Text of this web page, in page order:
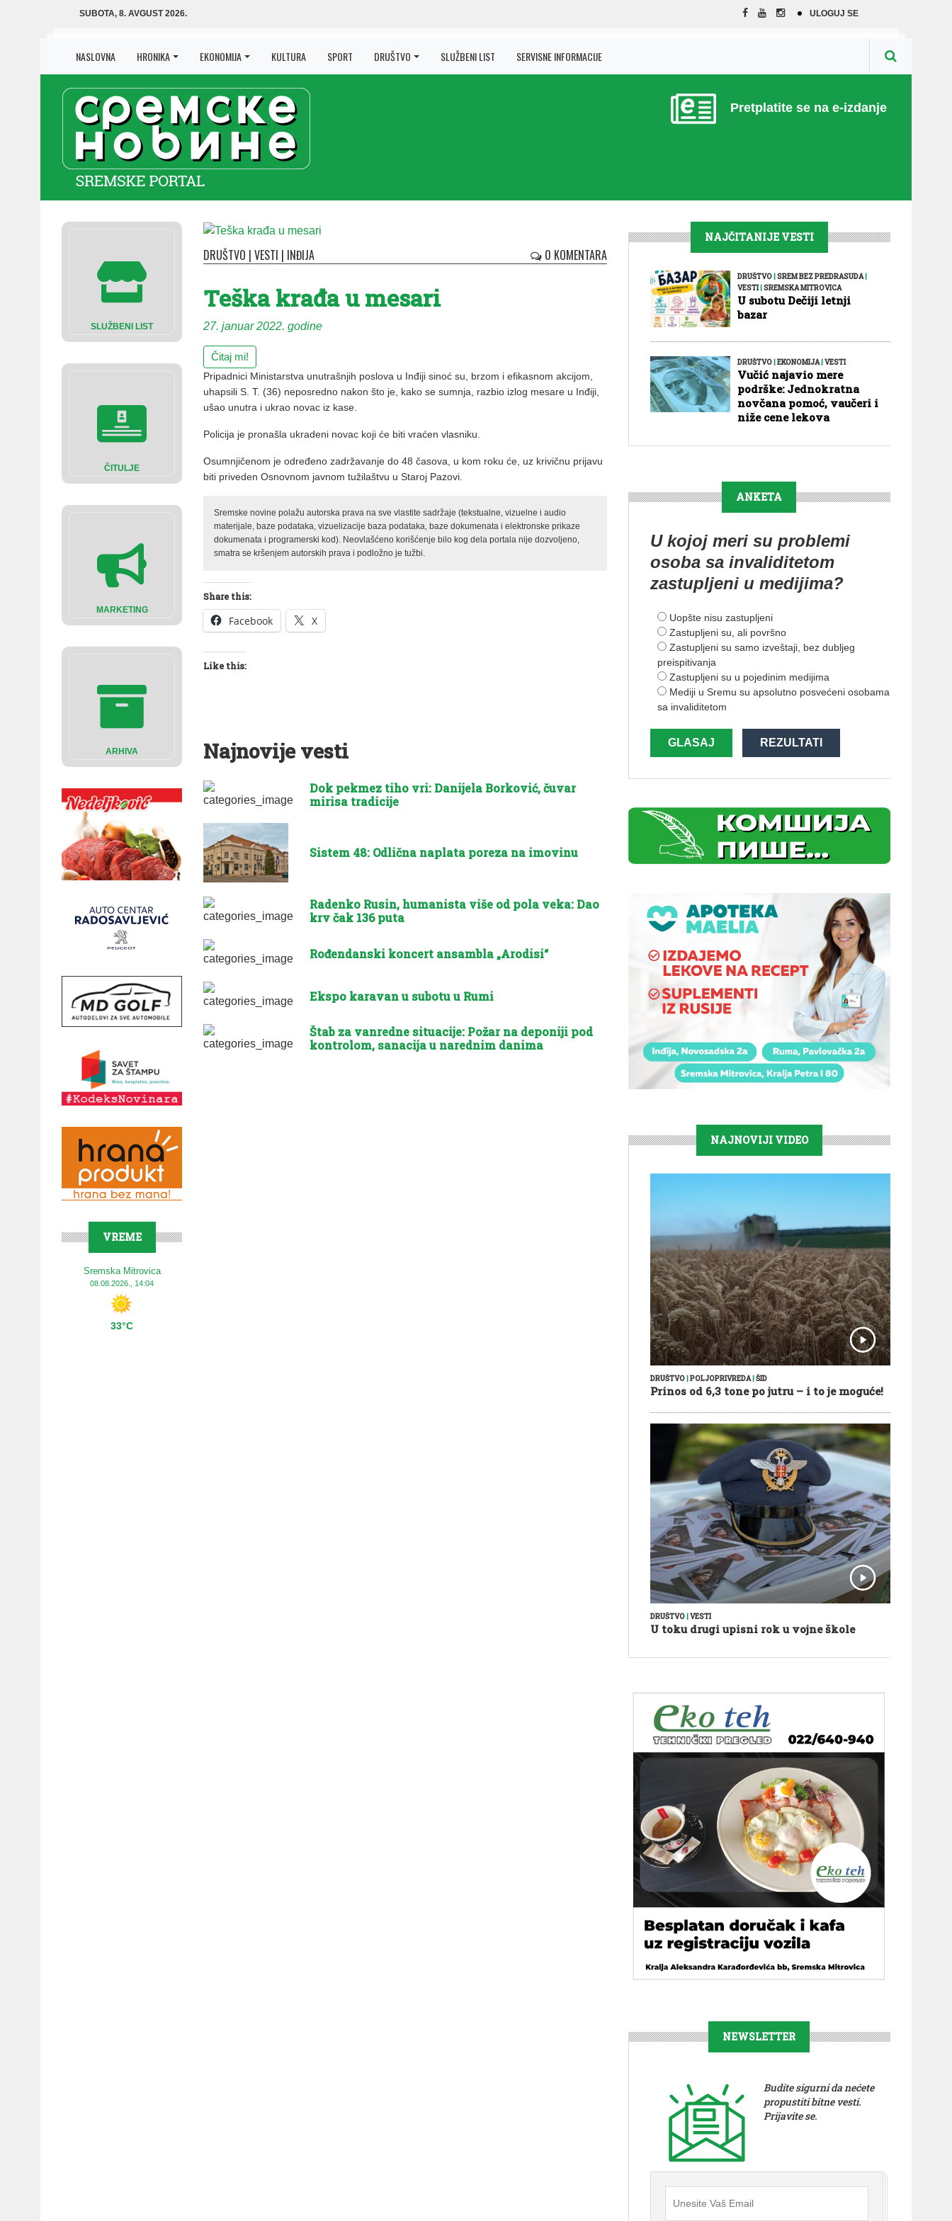
SUBOTA, 8. AVGUST 2026. ULOGUJ SE
NASLOVNA HRONIKA EKONOMIJA KULTURA SPORT DRUŠTVO SLUŽBENI LIST SERVISNE INFORMACIJE
Pretplatite se na e-izdanje
SLUŽBENI LIST
ČITULJE
MARKETING
ARHIVA
VREME
Sremska Mitrovica
08.08.2026., 14:04
33°C
DRUŠTVO | VESTI | INĐIJA 0 KOMENTARA
Teška krađa u mesari
27. januar 2022. godine
Čitaj mi!
Pripadnici Ministarstva unutrašnjih poslova u Inđiji sinoć su, brzom i efikasnom akcijom,
uhapsili S. T. (36) neposredno nakon što je, kako se sumnja, razbio izlog mesare u Inđiji,
ušao unutra i ukrao novac iz kase.
Policija je pronašla ukradeni novac koji će biti vraćen vlasniku.
Osumnjičenom je određeno zadržavanje do 48 časova, u kom roku će, uz krivičnu prijavu
biti priveden Osnovnom javnom tužilaštvu u Staroj Pazovi.
Sremske novine polažu autorska prava na sve vlastite sadržaje (tekstualne, vizuelne i audio
materijale, baze podataka, vizuelizacije baza podataka, baze dokumenata i elektronske prikaze
dokumenata i programerski kod). Neovlašćeno korišćenje bilo kog dela portala nije dozvoljeno,
smatra se kršenjem autorskih prava i podložno je tužbi.
Share this:
Facebook X
Like this:
Najnovije vesti
Dok pekmez tiho vri: Danijela Borković, čuvar
mirisa tradicije
Sistem 48: Odlična naplata poreza na imovinu
Radenko Rusin, humanista više od pola veka: Dao
krv čak 136 puta
Rođendanski koncert ansambla „Arodisi“
Ekspo karavan u subotu u Rumi
Štab za vanredne situacije: Požar na deponiji pod
kontrolom, sanacija u narednim danima
NAJČITANIJE VESTI
DRUŠTVO|SREM BEZ PREDRASUDA|
VESTI|SREMSKA MITROVICA
U subotu Dečiji letnji
bazar
DRUŠTVO|EKONOMIJA|VESTI
Vučić najavio mere
podrške: Jednokratna
novčana pomoć, vaučeri i
niže cene lekova
ANKETA
U kojoj meri su problemi
osoba sa invaliditetom
zastupljeni u medijima?
Uopšte nisu zastupljeni
Zastupljeni su, ali površno
Zastupljeni su samo izveštaji, bez dubljeg
preispitivanja
Zastupljeni su u pojedinim medijima
Mediji u Sremu su apsolutno posvećeni osobama
sa invaliditetom
GLASAJ REZULTATI
NAJNOVIJI VIDEO
DRUŠTVO|POLJOPRIVREDA|ŠID
Prinos od 6,3 tone po jutru – i to je moguće!
DRUŠTVO VESTI
U toku drugi upisni rok u vojne škole
NEWSLETTER
Budite sigurni da nećete
propustiti bitne vesti.
Prijavite se.